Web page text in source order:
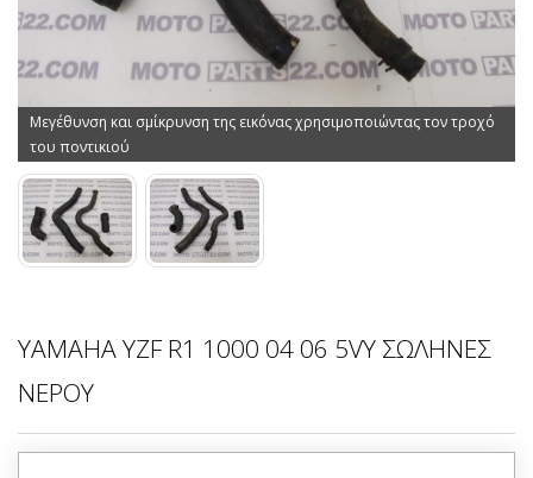
Μεγέθυνση και σμίκρυνση της εικόνας χρησιμοποιώντας τον τροχό
του ποντικιού
YAMAHA YZF R1 1000 04 06 5VY ΣΩΛΗΝΕΣ
ΝΕΡΟΥ